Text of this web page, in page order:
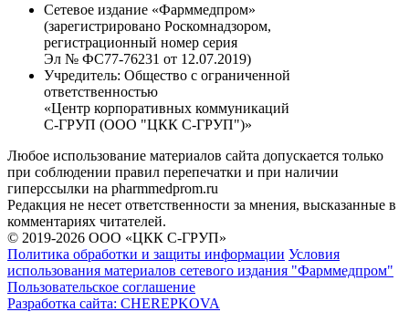
Сетевое издание «Фарммедпром»
(зарегистрировано Роскомнадзором,
регистрационный номер серия
Эл № ФС77-76231 от 12.07.2019)
Учредитель: Общество с ограниченной
ответственностью
«Центр корпоративных коммуникаций
С-ГРУП (ООО "ЦКК С-ГРУП")»
Любое использование материалов сайта допускается только
при соблюдении правил перепечатки и при наличии
гиперссылки на pharmmedprom.ru
Редакция не несет ответственности за мнения, высказанные в
комментариях читателей.
© 2019-2026 ООО «ЦКК С-ГРУП»
Политика обработки и защиты информации Условия
использования материалов сетевого издания "Фарммедпром"
Пользовательское соглашение
Разработка сайта: CHEREPKOVA